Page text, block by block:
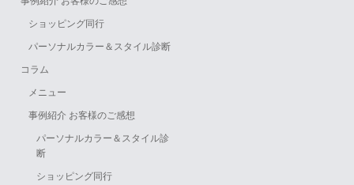
ショッピング同行
パーソナルカラー＆スタイル診断
コラム
メニュー
事例紹介 お客様のご感想
パーソナルカラー＆スタイル診
断
ショッピング同行